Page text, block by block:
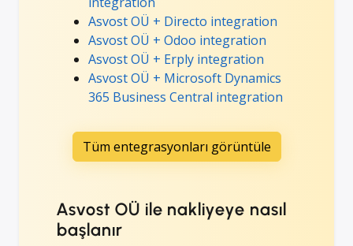
Asvost OÜ + Directo integration
Asvost OÜ + Odoo integration
Asvost OÜ + Erply integration
Asvost OÜ + Microsoft Dynamics
365 Business Central integration
Tüm entegrasyonları görüntüle
Asvost OÜ ile nakliyeye nasıl
başlanır